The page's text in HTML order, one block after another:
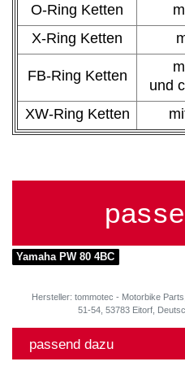
O-Ring Ketten
X-Ring Ketten
FB-Ring Ketten
und
XW-Ring Ketten
Yamaha PW 80 4BC
Hersteller: tommotec - Motorbike
51-54, 53783 Eitorf,
passend dazu